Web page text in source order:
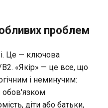
проблем
Це — ключова
B2. «Якір» — це все, що
і неминучим:
обов'язком
діти або батьки,